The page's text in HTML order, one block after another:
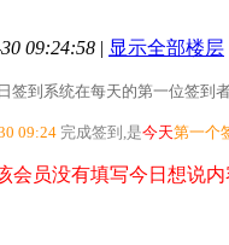
09:24:58 | 显示全部楼层
签到系统在每天的第一位签到
09:24 完成签到,是今天第一个
会员没有填写今日想说内